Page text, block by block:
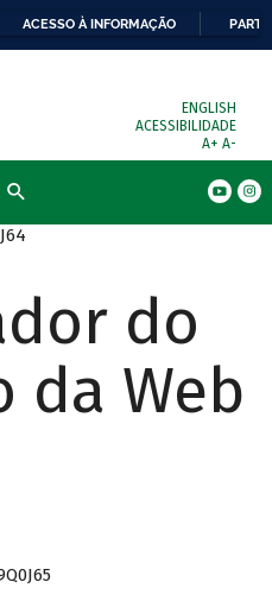
ACESSO À INFORMAÇÃO
ENGLISH
ACESSIBILIDADE
A+ A-
do
da Web